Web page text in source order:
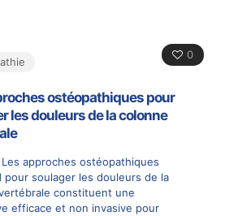
0
ostéopathiques pour
les douleurs de la colonne
Les approches ostéopathiques
pour soulager les douleurs de la
constituent une
efficace et non invasive pour